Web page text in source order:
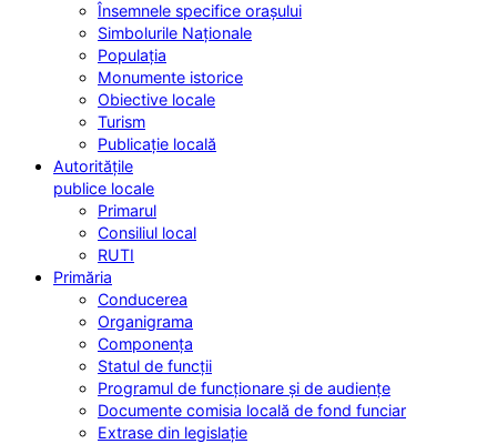
Însemnele specifice orașului
Simbolurile Naționale
Populația
Monumente istorice
Obiective locale
Turism
Publicație locală
Autoritățile
publice locale
Primarul
Consiliul local
RUTI
Primăria
Conducerea
Organigrama
Componența
Statul de funcții
Programul de funcționare și de audiențe
Documente comisia locală de fond funciar
Extrase din legislație